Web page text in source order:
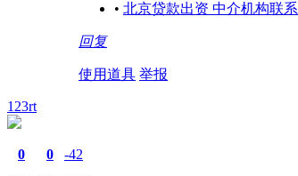
• 北京贷款出资 中介机构联系
回复
使用道具 举报
123rt
0 0 -42